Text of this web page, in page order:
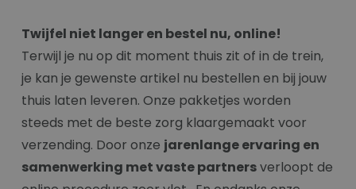
Twijfel niet langer en bestel nu, online!
Terwijl je nu op dit moment thuis zit of in de trein,
je kan je gewenste artikel nu bestellen en bij jouw
thuis laten leveren. Onze pakketjes worden
steeds met de beste zorg klaargemaakt voor
verzending. Door onze jarenlange ervaring en
samenwerking met vaste partnersverloopt de